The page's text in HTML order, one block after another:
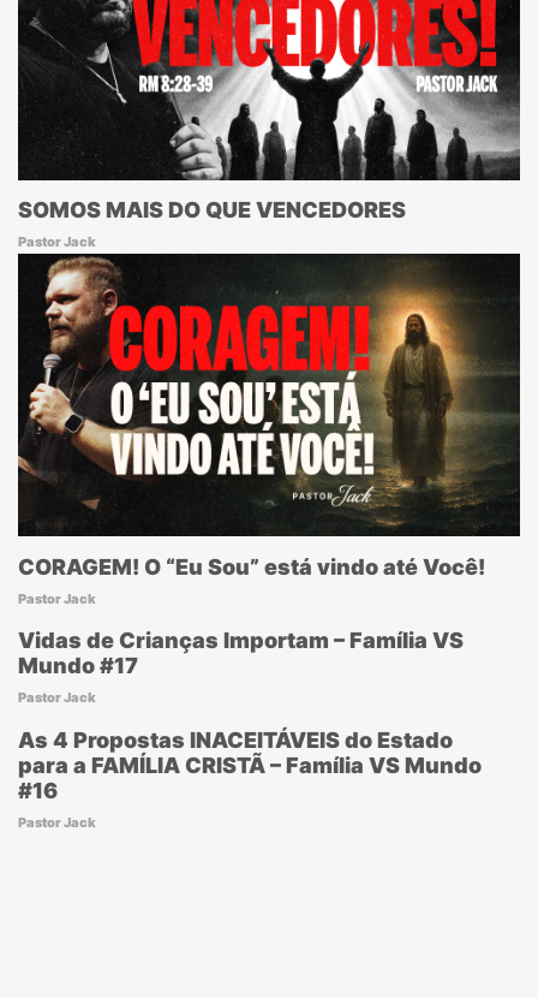
SOMOS MAIS DO QUE VENCEDORES
Pastor Jack
CORAGEM! O “Eu Sou” está vindo até Você!
Pastor Jack
Vidas de Crianças Importam – Família VS
Mundo #17
Pastor Jack
As 4 Propostas INACEITÁVEIS do Estado
para a FAMÍLIA CRISTÃ – Família VS Mundo
#16
Pastor Jack